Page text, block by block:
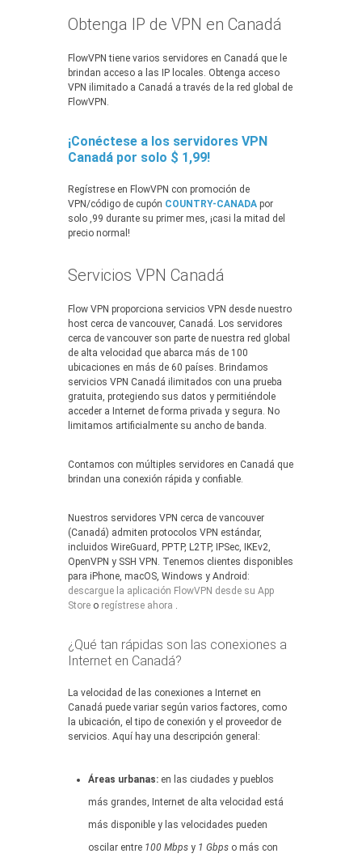
Obtenga IP de VPN en Canadá
FlowVPN tiene varios servidores en Canadá que le
brindan acceso a las IP locales. Obtenga acceso
VPN ilimitado a Canadá a través de la red global de
FlowVPN.
¡Conéctese a los servidores VPN
Canadá por solo $ 1,99!
Regístrese en FlowVPN con promoción de
VPN/código de cupón COUNTRY-CANADA por
solo ,99 durante su primer mes, ¡casi la mitad del
precio normal!
Servicios VPN Canadá
Flow VPN proporciona servicios VPN desde nuestro
host cerca de vancouver, Canadá. Los servidores
cerca de vancouver son parte de nuestra red global
de alta velocidad que abarca más de 100
ubicaciones en más de 60 países. Brindamos
servicios VPN Canadá ilimitados con una prueba
gratuita, protegiendo sus datos y permitiéndole
acceder a Internet de forma privada y segura. No
limitamos artificialmente su ancho de banda.
Contamos con múltiples servidores en Canadá que
brindan una conexión rápida y confiable.
Nuestros servidores VPN cerca de vancouver
(Canadá) admiten protocolos VPN estándar,
incluidos WireGuard, PPTP, L2TP, IPSec, IKEv2,
OpenVPN y SSH VPN. Tenemos clientes disponibles
para iPhone, macOS, Windows y Android:
descargue la aplicación FlowVPN desde su App
Store o regístrese ahora .
¿Qué tan rápidas son las conexiones a
Internet en Canadá?
La velocidad de las conexiones a Internet en
Canadá puede variar según varios factores, como
la ubicación, el tipo de conexión y el proveedor de
servicios. Aquí hay una descripción general:
Áreas urbanas: en las ciudades y pueblos
más grandes, Internet de alta velocidad está
más disponible y las velocidades pueden
oscilar entre 100 Mbps y 1 Gbps o más con